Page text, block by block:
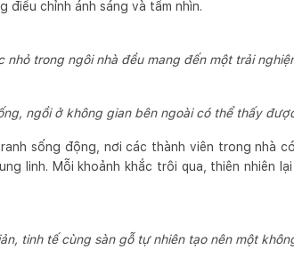
điều chỉnh ánh sáng và tầm nhìn.
nhỏ trong ngôi nhà đều mang đến một trải
ngồi ở không gian bên ngoài có thể thấy
sống động, nơi các thành viên trong nhà
linh. Mỗi khoảnh khắc trôi qua, thiên nhiên
tinh tế cùng sàn gỗ tự nhiên tạo nên một